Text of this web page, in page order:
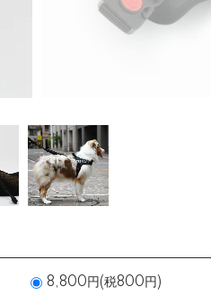
8,800円(税800円)